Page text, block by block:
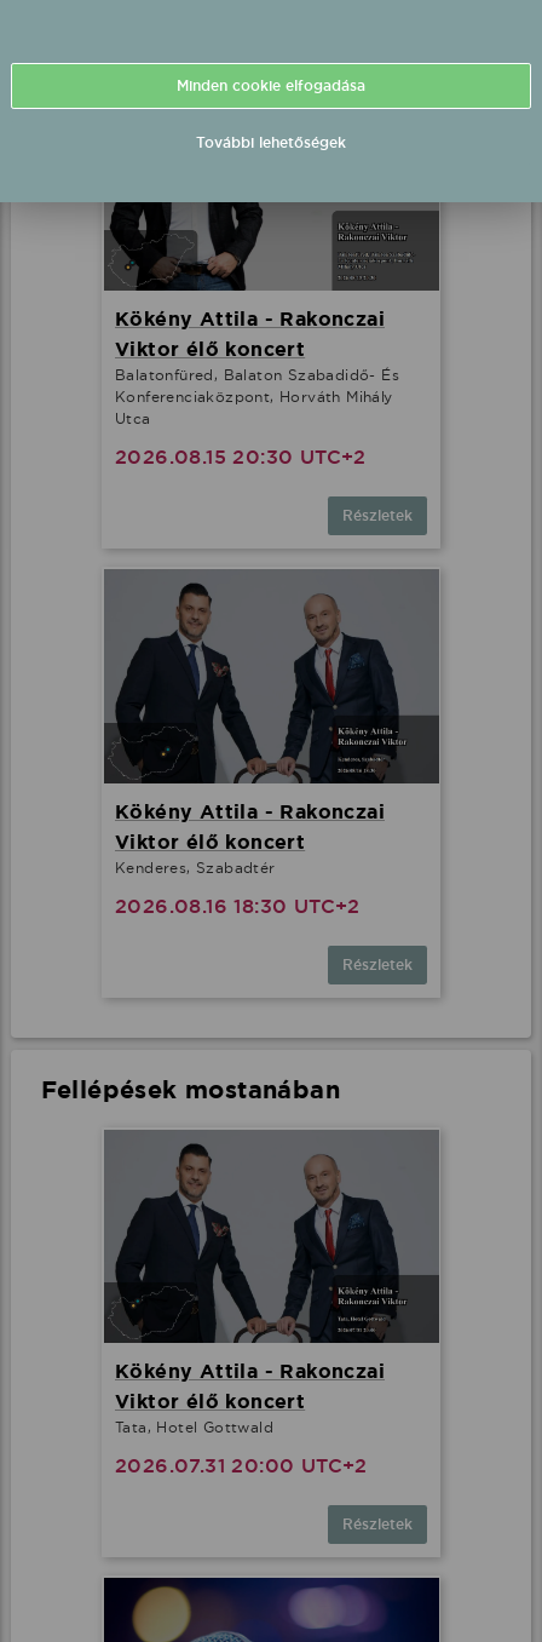
Kökény Attila - Rakonczai
Viktor élő koncert
Balatonfüred, Balaton Szabadidő- És
Konferenciaközpont, Horváth Mihály
Utca
2026.08.15 20:30 UTC+2
Részletek
Kökény Attila - Rakonczai
Viktor élő koncert
Kenderes, Szabadtér
2026.08.16 18:30 UTC+2
Részletek
Fellépések mostanában
Kökény Attila - Rakonczai
Viktor élő koncert
Tata, Hotel Gottwald
2026.07.31 20:00 UTC+2
Részletek
Minden cookie elfogadása
További lehetőségek